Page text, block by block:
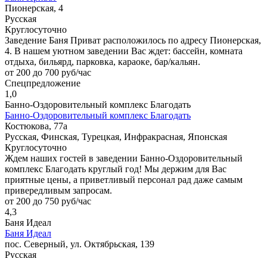
Пионерская, 4
Русская
Круглосуточно
Заведение Баня Приват расположилось по адресу Пионерская,
4. В нашем уютном заведении Вас ждет: бассейн, комната
отдыха, бильярд, парковка, караоке, бар/кальян.
от 200 до 700 руб/час
Спецпредложение
1,0
Банно-Оздоровительный комплекс Благодать
Банно-Оздоровительный комплекс Благодать
Костюкова, 77а
Русская, Финская, Турецкая, Инфракрасная, Японская
Круглосуточно
Ждем наших гостей в заведении Банно-Оздоровительный
комплекс Благодать круглый год! Мы держим для Вас
приятные цены, а приветливый персонал рад даже самым
привередливым запросам.
от 200 до 750 руб/час
4,3
Баня Идеал
Баня Идеал
пос. Северный, ул. Октябрьская, 139
Русская